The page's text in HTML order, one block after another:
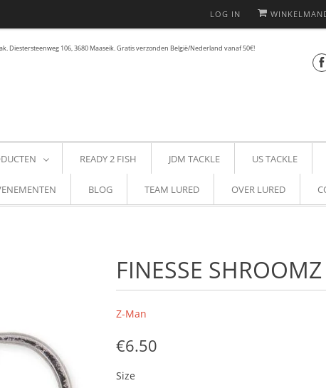
LOG IN
Diestersteenweg 106, 3680 Maaseik. Gratis verzonden België/Nederland vanaf 50€!
READY 2 FISH JDM TACKLE US TACKLE
BLOG TEAM LURED OVER LURED
FINESSE SHROOMZ
Z-Man
€6.50
Size